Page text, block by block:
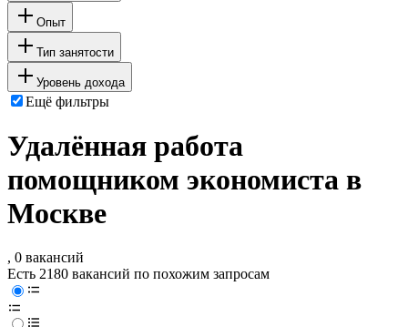
Опыт
Тип занятости
Уровень дохода
Ещё фильтры
Удалённая работа
помощником экономиста в
Москве
, 0 вакансий
Есть 2180 вакансий по похожим запросам